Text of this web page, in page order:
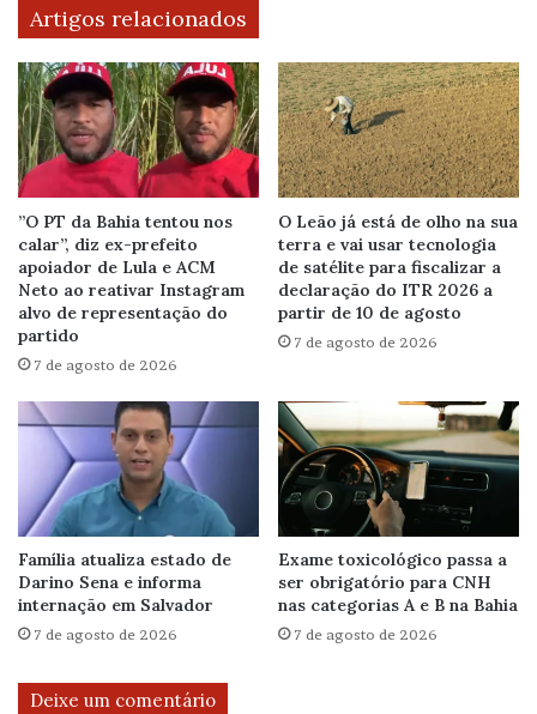
Artigos relacionados
”O PT da Bahia tentou nos
calar”, diz ex-prefeito
apoiador de Lula e ACM
Neto ao reativar Instagram
alvo de representação do
partido
7 de agosto de 2026
O Leão já está de olho na sua
terra e vai usar tecnologia
de satélite para fiscalizar a
declaração do ITR 2026 a
partir de 10 de agosto
7 de agosto de 2026
Família atualiza estado de
Darino Sena e informa
internação em Salvador
7 de agosto de 2026
Exame toxicológico passa a
ser obrigatório para CNH
nas categorias A e B na Bahia
7 de agosto de 2026
Deixe um comentário